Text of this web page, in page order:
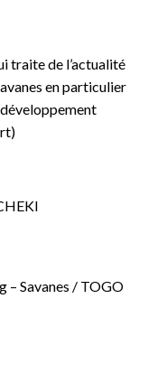
traite de l’actualité
en particulier
– Savanes / TOGO